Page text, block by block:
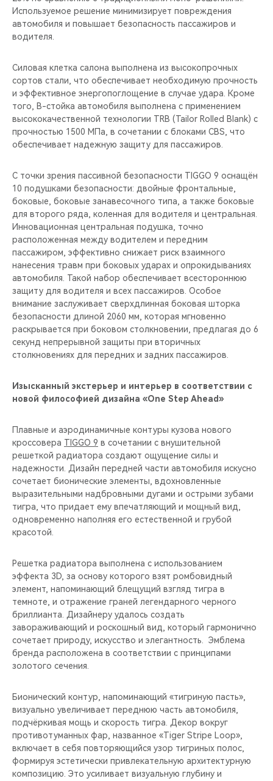
Используемое решение минимизирует повреждения
автомобиля и повышает безопасность пассажиров и
водителя.
Силовая клетка салона выполнена из высокопрочных
сортов стали, что обеспечивает необходимую прочность
и эффективное энергопоглощение в случае удара. Кроме
того, В-стойка автомобиля выполнена с применением
высококачественной технологии TRB (Tailor Rolled Blank) с
прочностью 1500 МПа, в сочетании с блоками CBS, что
обеспечивает надежную защиту для пассажиров.
С точки зрения пассивной безопасности TIGGO 9 оснащён
10 подушками безопасности: двойные фронтальные,
боковые, боковые занавесочного типа, а также боковые
для второго ряда, коленная для водителя и центральная.
Инновационная центральная подушка, точно
расположенная между водителем и передним
пассажиром, эффективно снижает риск взаимного
нанесения травм при боковых ударах и опрокидываниях
автомобиля. Такой набор обеспечивает всестороннюю
защиту для водителя и всех пассажиров. Особое
внимание заслуживает сверхдлинная боковая шторка
безопасности длиной 2060 мм, которая мгновенно
раскрывается при боковом столкновении, предлагая до 6
секунд непрерывной защиты при вторичных
столкновениях для передних и задних пассажиров.
Изысканный экстерьер и интерьер в соответствии с
новой философией дизайна «One Step Ahead»
Плавные и аэродинамичные контуры кузова нового
кроссовера TIGGO 9 в сочетании с внушительной
решеткой радиатора создают ощущение силы и
надежности. Дизайн передней части автомобиля искусно
сочетает бионические элементы, вдохновленные
выразительными надбровными дугами и острыми зубами
тигра, что придает ему впечатляющий и мощный вид,
одновременно наполняя его естественной и грубой
красотой.
Решетка радиатора выполнена с использованием
эффекта 3D, за основу которого взят ромбовидный
элемент, напоминающий блещущий взгляд тигра в
темноте, и отражение граней легендарного черного
бриллианта. Дизайнеру удалось создать
завораживающий и роскошный вид, который гармонично
сочетает природу, искусство и элегантность. Эмблема
бренда расположена в соответствии с принципами
золотого сечения.
Бионический контур, напоминающий «тигриную пасть»,
визуально увеличивает переднюю часть автомобиля,
подчёркивая мощь и скорость тигра. Декор вокруг
противотуманных фар, названное «Tiger Stripe Loop»,
включает в себя повторяющийся узор тигриных полос,
формируя эстетически привлекательную архитектурную
композицию. Это усиливает визуальную глубину и